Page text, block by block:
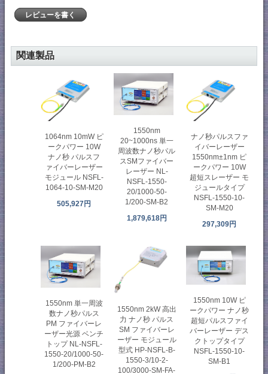
レビューを書く
関連製品
1064nm 10mW ピ
ークパワー 10W
ナノ秒 パルスフ
ァイバーレーザー
モジュール NSFL-
1064-10-SM-M20
505,927円
1550nm
20~1000ns 単一
周波数ナノ秒パル
スSMファイバー
レーザー NL-
NSFL-1550-
20/1000-50-
1/200-SM-B2
1,879,618円
ナノ秒パルスファ
イバーレーザー
1550nm±1nm ピ
ークパワー 10W
超短スレーザー モ
ジュールタイプ
NSFL-1550-10-
SM-M20
297,309円
1550nm 単一周波
数ナノ秒パルス
PM ファイバーレ
ーザー光源 ベンチ
トップ NL-NSFL-
1550-20/1000-50-
1/200-PM-B2
1550nm 2kW 高出
力 ナノ秒 パルス
SM ファイバーレ
ーザー モジュール
型式 HP-NSFL-B-
1550-3/10-2-
100/3000-SM-FA-
1550nm 10W ピ
ークパワー ナノ秒
超短パルスファイ
バーレーザー デス
クトップタイプ
NSFL-1550-10-
SM-B1